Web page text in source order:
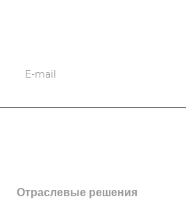
Перевозка спецтехники
Отраслевые решения